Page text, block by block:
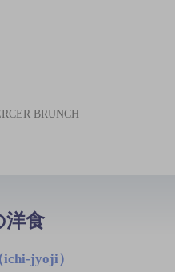
BRUNCH
洋食
）